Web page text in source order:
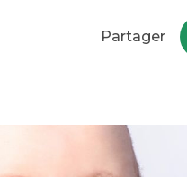
Partager